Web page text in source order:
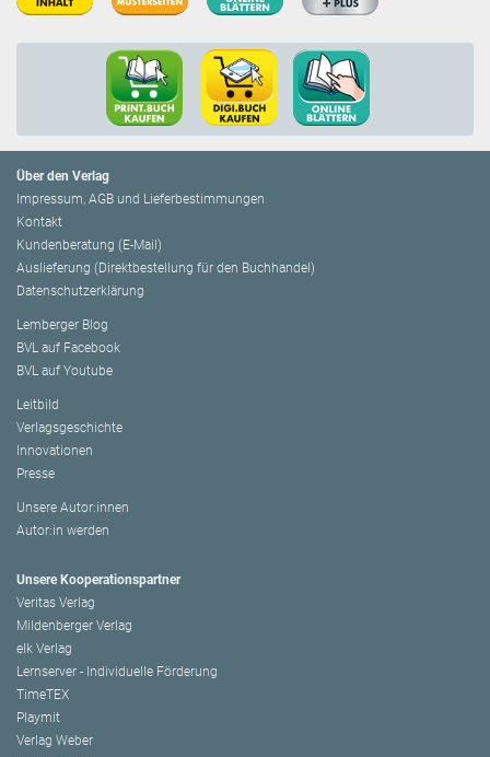
Über den Verlag
Impressum, AGB und Lieferbestimmungen
Kontakt
Kundenberatung (E-Mail)
Auslieferung (Direktbestellung für den Buchhandel)
Datenschutzerklärung
Lemberger Blog
BVL auf Facebook
BVL auf Youtube
Leitbild
Verlagsgeschichte
Innovationen
Presse
Unsere Autor:innen
Autor:in werden
Unsere Kooperationspartner
Veritas Verlag
Mildenberger Verlag
elk Verlag
Lernserver - Individuelle Förderung
TimeTEX
Playmit
Verlag Weber